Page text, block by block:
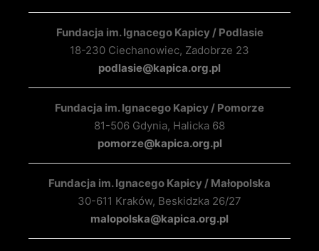
Fundacja im. Ignacego Kapicy / Podlasie
18-230 Ciechanowiec, Zadobrze 23
podlasie@kapica.org.pl
Fundacja im. Ignacego Kapicy / Pomorze
81-506 Gdynia, Halicka 68
pomorze@kapica.org.pl
Fundacja im. Ignacego Kapicy / Małopolska
30-611 Kraków, Beskidzka 26/27
malopolska@kapica.org.pl